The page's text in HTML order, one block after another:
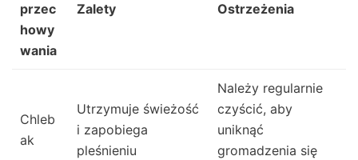
przec
howy
wania
Zalety Ostrzeżenia
Chleb
ak
Utrzymuje świeżość
i zapobiega
pleśnieniu
Należy regularnie
czyścić, aby
uniknąć
gromadzenia się